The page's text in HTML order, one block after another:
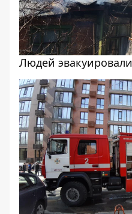
Людей эвакуировали